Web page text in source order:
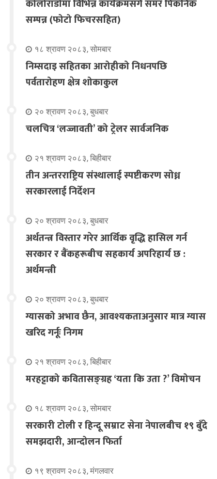
कोलोराडोमा विभिन्न कार्यक्रमसंगै समर पिकनिक
सम्पन्न (फोटो फिचरसहित)
१८ श्रावण २०८३, सोमबार
निम्सदाइ सहितका आरोहीको निधनपछि
पर्वतारोहण क्षेत्र शोकाकुल
२० श्रावण २०८३, बुधबार
चलचित्र ‘लज्जावती’ को ट्रेलर सार्वजनिक
२१ श्रावण २०८३, बिहीबार
तीन अन्तरराष्ट्रिय संस्थालाई स्पष्टीकरण सोध्न
सरकारलाई निर्देशन
२० श्रावण २०८३, बुधबार
अर्थतन्त्र विस्तार गरेर आर्थिक वृद्धि हासिल गर्न
सरकार र बैंकहरूबीच सहकार्य अपरिहार्य छ :
अर्थमन्त्री
२० श्रावण २०८३, बुधबार
ग्यासको अभाव छैन, आवश्यकताअनुसार मात्र ग्यास
खरिद गर्नूः निगम
२१ श्रावण २०८३, बिहीबार
मरहट्टाको कवितासङ्ग्रह ‘यता कि उता ?’ विमोचन
१८ श्रावण २०८३, सोमबार
सरकारी टोली र हिन्दू सम्राट सेना नेपालबीच १९ बुँदे
समझदारी, आन्दोलन फिर्ता
१९ श्रावण २०८३, मंगलवार